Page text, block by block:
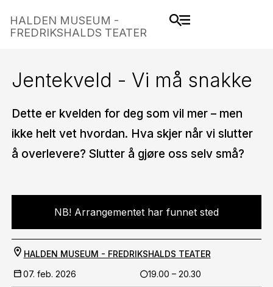
HALDEN MUSEUM -
FREDRIKSHALDS TEATER
Jentekveld - Vi må snakke
Dette er kvelden for deg som vil mer – men
ikke helt vet hvordan. Hva skjer når vi slutter
å overlevere? Slutter å gjøre oss selv små?
NB! Arrangementet har funnet sted
HALDEN MUSEUM - FREDRIKSHALDS TEATER
07. feb. 2026
19.00 – 20.30